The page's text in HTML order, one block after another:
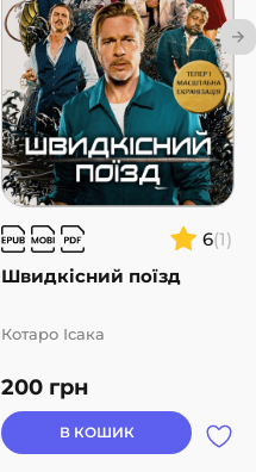
6(1)
Швидкісний поїзд
200 грн
Котаро Ісака
В КОШИК